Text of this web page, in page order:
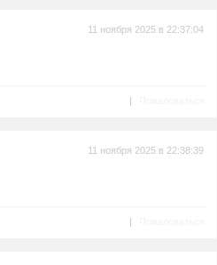
11 ноября 2025 в 22:37:04
|
11 ноября 2025 в 22:38:39
|